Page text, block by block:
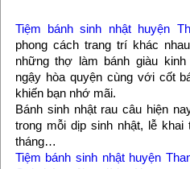
Tiệm bánh sinh nhật huyện
phong cách trang trí khác
những thợ làm bánh giàu
ngậy hòa quyện cùng với cốt
khiến bạn nhớ mãi.
Bánh sinh nhật rau câu hiện
trong mỗi dịp sinh nhật, lễ
tháng…
Tiệm bánh sinh nhật huyện